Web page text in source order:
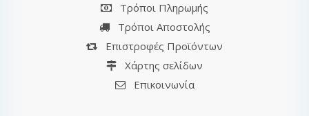
Τρόποι Πληρωμής
Τρόποι Αποστολής
Επιστροφές Προϊόντων
Χάρτης σελίδων
Επικοινωνία